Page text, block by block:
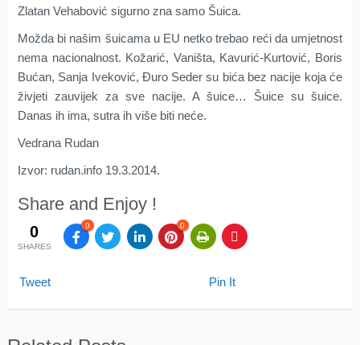
Zlatan Vehabović sigurno zna samo Šuica.
Možda bi našim šuicama u EU netko trebao reći da umjetnost
nema nacionalnost. Kožarić, Vaništa, Kavurić-Kurtović, Boris
Bućan, Sanja Iveković, Đuro Seder su bića bez nacije koja će
živjeti zauvijek za sve nacije. A šuice… Šuice su šuice.
Danas ih ima, sutra ih više biti neće.
Vedrana Rudan
Izvor: rudan.info 19.3.2014.
Share and Enjoy !
0
SHARES
0 0
Tweet Pin It